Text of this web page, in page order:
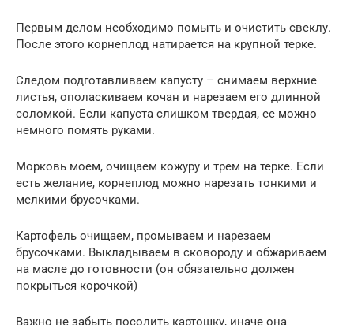
Первым делом необходимо помыть и очистить свеклу.
После этого корнеплод натирается на крупной терке.
Следом подготавливаем капусту – снимаем верхние
листья, ополаскиваем кочан и нарезаем его длинной
соломкой. Если капуста слишком твердая, ее можно
немного помять руками.
Морковь моем, очищаем кожуру и трем на терке. Если
есть желание, корнеплод можно нарезать тонкими и
мелкими брусочками.
Картофель очищаем, промываем и нарезаем
брусочками. Выкладываем в сковороду и обжариваем
на масле до готовности (он обязательно должен
покрыться корочкой)
Важно не забыть посолить картошку, иначе она